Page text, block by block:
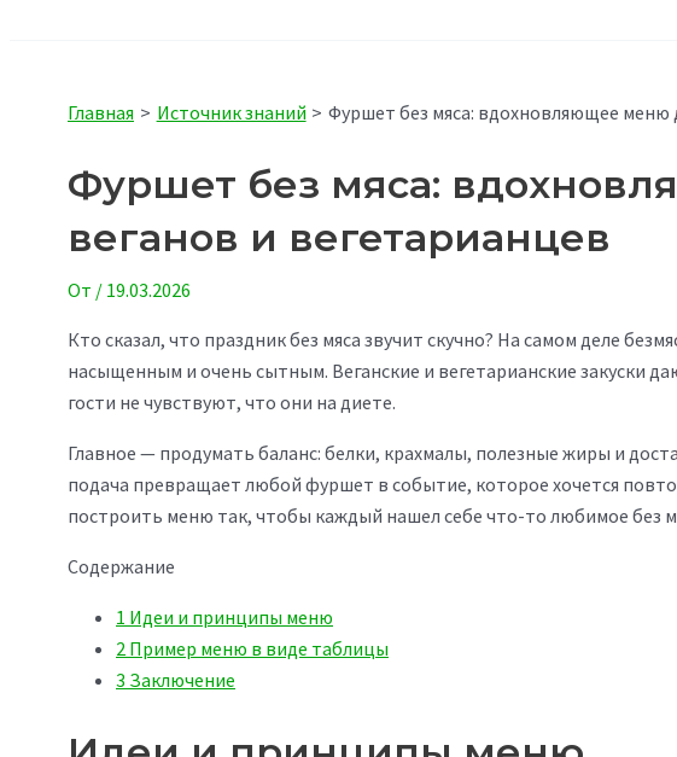
Главная Источник знаний Фуршет без мяса: вдохновляющее меню
Фуршет без мяса:
веганов и вегетарианцев
От / 19.03.2026
Кто сказал, что праздник без мяса звучит скучно? На самом деле
насыщенным и очень сытным. Веганские и вегетарианские закуски
гости не чувствуют, что они на диете.
Главное — продумать баланс: белки, крахмалы, полезные жиры и
подача превращает любой фуршет в событие, которое хочется
построить меню так, чтобы каждый нашел себе что-то любимое без
Содержание
1 Идеи и принципы меню
2 Пример меню в виде таблицы
3 Заключение